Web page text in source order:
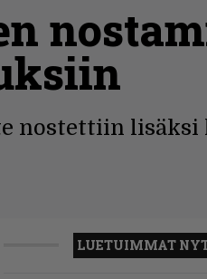
nostettiin lisäksi
LUETUIMMAT